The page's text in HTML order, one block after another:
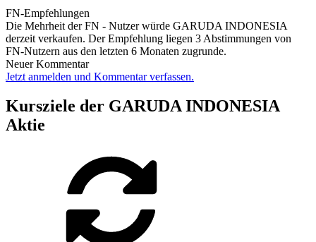
FN-Empfehlungen
Die Mehrheit der FN - Nutzer würde GARUDA INDONESIA
derzeit verkaufen. Der Empfehlung liegen 3 Abstimmungen von
FN-Nutzern aus den letzten 6 Monaten zugrunde.
Neuer Kommentar
Jetzt anmelden und Kommentar verfassen.
Kursziele der GARUDA INDONESIA
Aktie